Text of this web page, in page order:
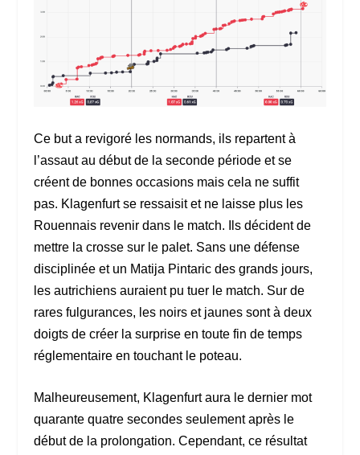
Ce but a revigoré les normands, ils repartent à
l’assaut au début de la seconde période et se
créent de bonnes occasions mais cela ne suffit
pas. Klagenfurt se ressaisit et ne laisse plus les
Rouennais revenir dans le match. Ils décident de
mettre la crosse sur le palet. Sans une défense
disciplinée et un Matija Pintaric des grands jours,
les autrichiens auraient pu tuer le match. Sur de
rares fulgurances, les noirs et jaunes sont à deux
doigts de créer la surprise en toute fin de temps
réglementaire en touchant le poteau.
Malheureusement, Klagenfurt aura le dernier mot
quarante quatre secondes seulement après le
début de la prolongation. Cependant, ce résultat